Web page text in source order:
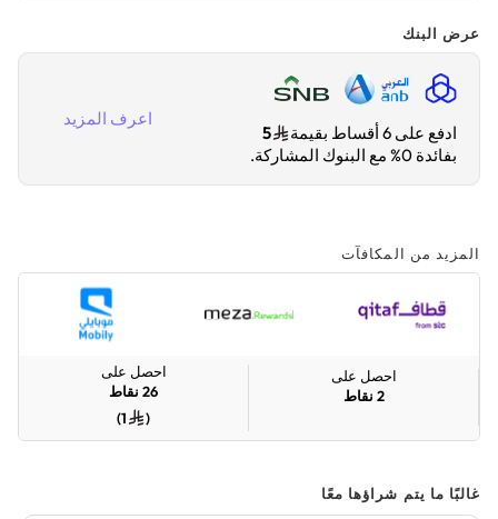
عرض البنك
ادفع على 6 أقساط بقيمة
5
بفائدة 0% مع البنوك المشاركة.
اعرف المزيد
المزيد من المكافآت
احصل على
2 نقاط
احصل على
26 نقاط
(
1
)
غالبًا ما يتم شراؤها معًا